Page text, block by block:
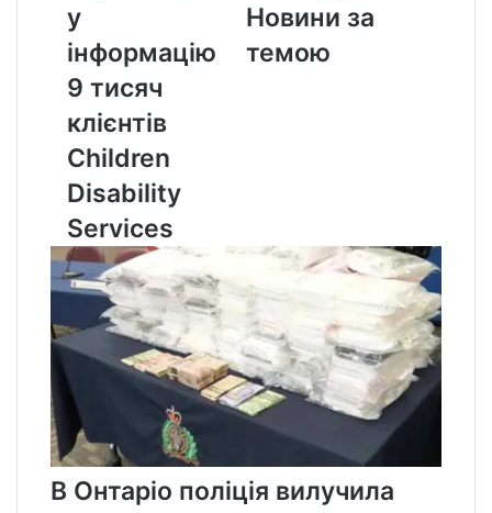
Disability
Services
у
інформацію
9 тисяч
клієнтів
Children
Disability
Services
Новини за
темою
В Онтаріо поліція вилучила